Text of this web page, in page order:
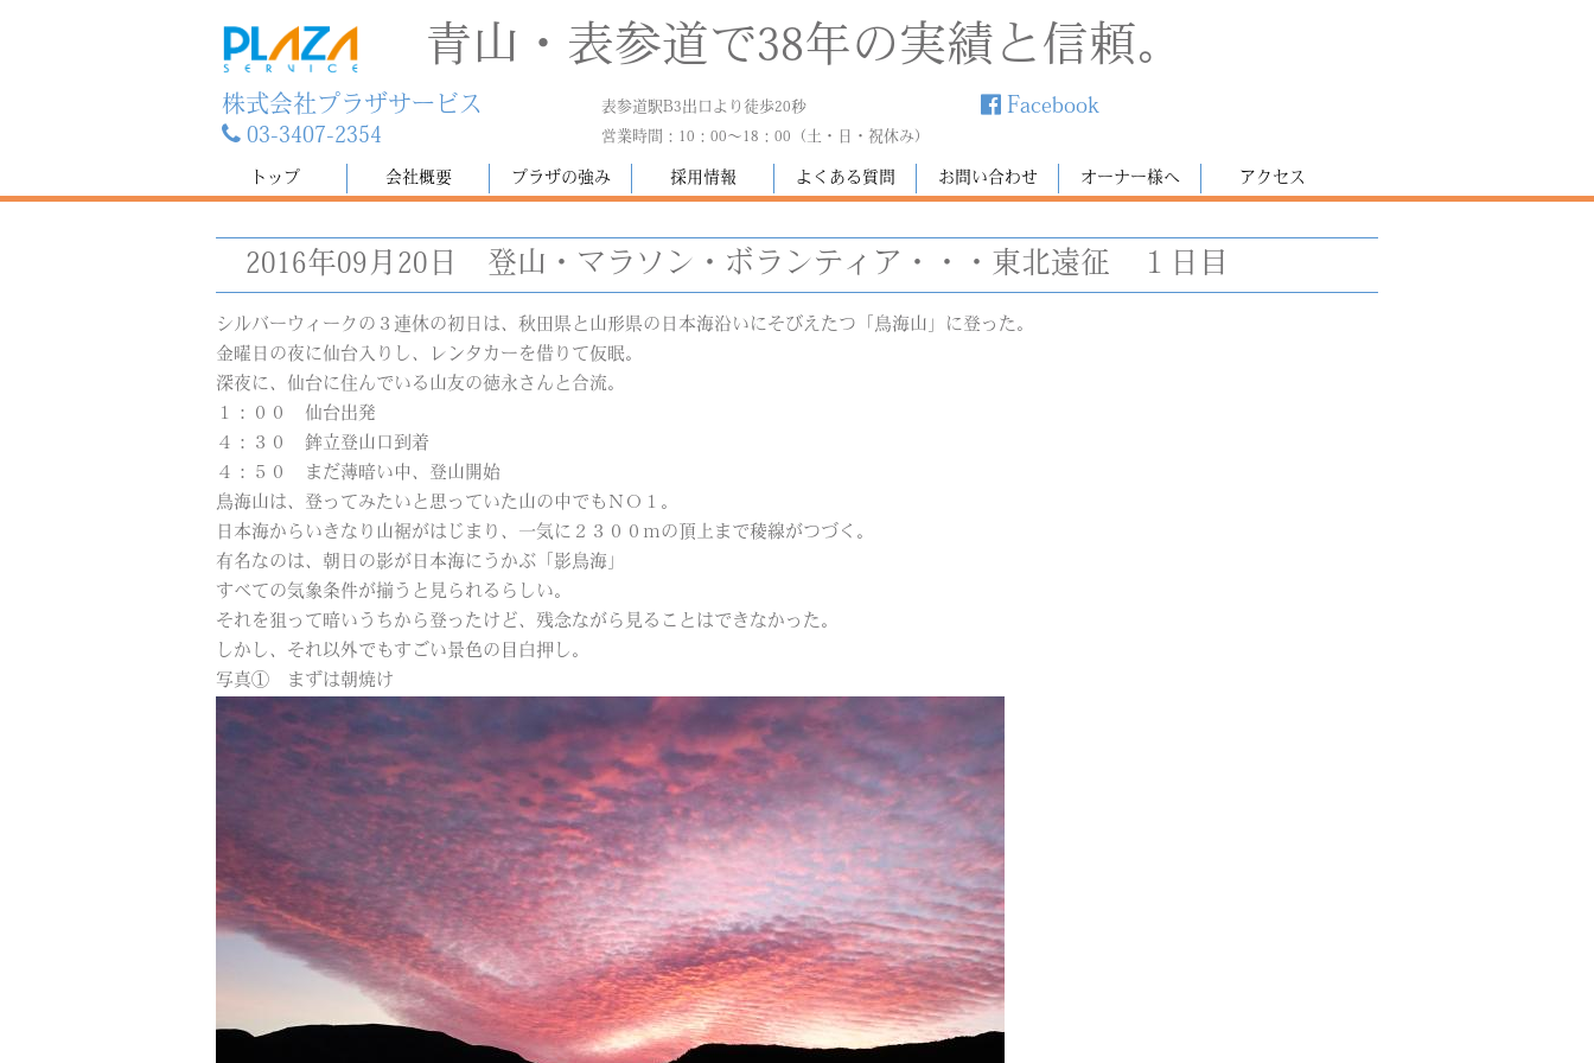
青山・表参道で38年の実績と信頼。
株式会社プラザサービス
03-3407-2354
表参道駅B3出口より徒歩20秒
営業時間：10：00～18：00（土・日・祝休み）
Facebook
トップ 会社概要 プラザの強み 採用情報 よくある質問 お問い合わせ オーナー様へ アクセス
2016年09月20日 登山・マラソン・ボランティア・・・東北遠征 １日目
シルバーウィークの３連休の初日は、秋田県と山形県の日本海沿いにそびえたつ「鳥海山」に登った。
金曜日の夜に仙台入りし、レンタカーを借りて仮眠。
深夜に、仙台に住んでいる山友の徳永さんと合流。
１：００ 仙台出発
４：３０ 鉾立登山口到着
４：５０ まだ薄暗い中、登山開始
鳥海山は、登ってみたいと思っていた山の中でもＮＯ１。
日本海からいきなり山裾がはじまり、一気に２３００ｍの頂上まで稜線がつづく。
有名なのは、朝日の影が日本海にうかぶ「影鳥海」
すべての気象条件が揃うと見られるらしい。
それを狙って暗いうちから登ったけど、残念ながら見ることはできなかった。
しかし、それ以外でもすごい景色の目白押し。
写真① まずは朝焼け